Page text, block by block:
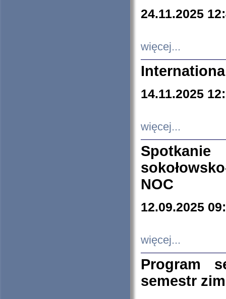
24.11.2025
więcej...
14.11.2025
więcej...
NOC
12.09.2025
więcej...
Program
semestr